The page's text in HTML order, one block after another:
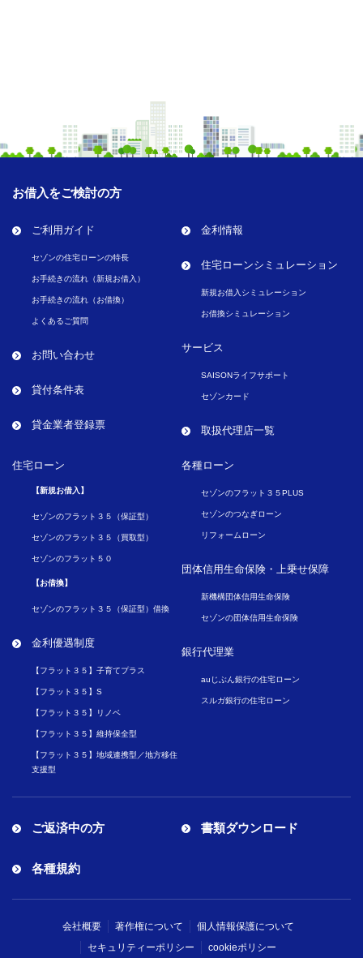
お借入をご検討の方
ご利用ガイド
セゾンの住宅ローンの特長
お手続きの流れ（新規お借入）
お手続きの流れ（お借換）
よくあるご質問
お問い合わせ
貸付条件表
貸金業者登録票
金利情報
住宅ローンシミュレーション
新規お借入シミュレーション
お借換シミュレーション
サービス
SAISONライフサポート
セゾンカード
取扱代理店一覧
住宅ローン
【新規お借入】
セゾンのフラット３５（保証型）
セゾンのフラット３５（買取型）
セゾンのフラット５０
【お借換】
セゾンのフラット３５（保証型）借換
金利優遇制度
【フラット３５】子育てプラス
【フラット３５】S
【フラット３５】リノベ
【フラット３５】維持保全型
【フラット３５】地域連携型／地方移住
支援型
各種ローン
セゾンのフラット３５PLUS
セゾンのつなぎローン
リフォームローン
団体信用生命保険・ 上乗せ保障
新機構団体信用生命保険
セゾンの団体信用生命保険
銀行代理業
auじぶん銀行の住宅ローン
スルガ銀行の住宅ローン
ご返済中の方 書類ダウンロード
各種規約
会社概要 著作権について
個人情報保護について
セキュリティーポリシー
cookieポリシー